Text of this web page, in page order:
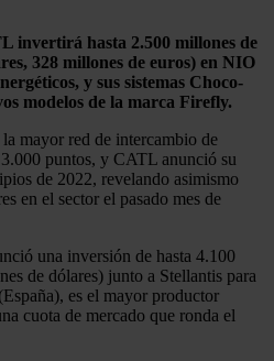
invertirá hasta 2.500 millones de
328 millones de euros) en NIO
y sus sistemas Choco-
modelos de la marca Firefly.
la mayor red de intercambio de
puntos, y CATL anunció su
de 2022, revelando asimismo
en el sector el pasado mes de
una inversión de hasta 4.100
de dólares) junto a Stellantis para
es el mayor productor
cuota de mercado que ronda el